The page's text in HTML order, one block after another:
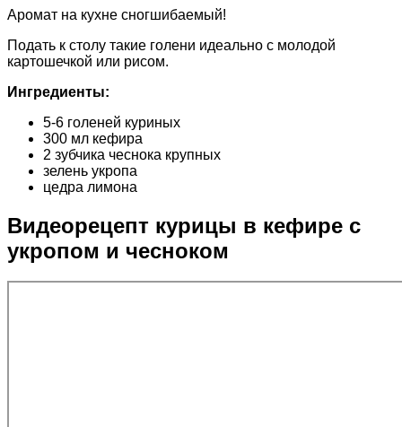
Аромат на кухне сногшибаемый!
Подать к столу такие голени идеально с молодой
картошечкой или рисом.
Ингредиенты:
5-6 голеней куриных
300 мл кефира
2 зубчика чеснока крупных
зелень укропа
цедра лимона
Видеорецепт курицы в кефире с
укропом и чесноком